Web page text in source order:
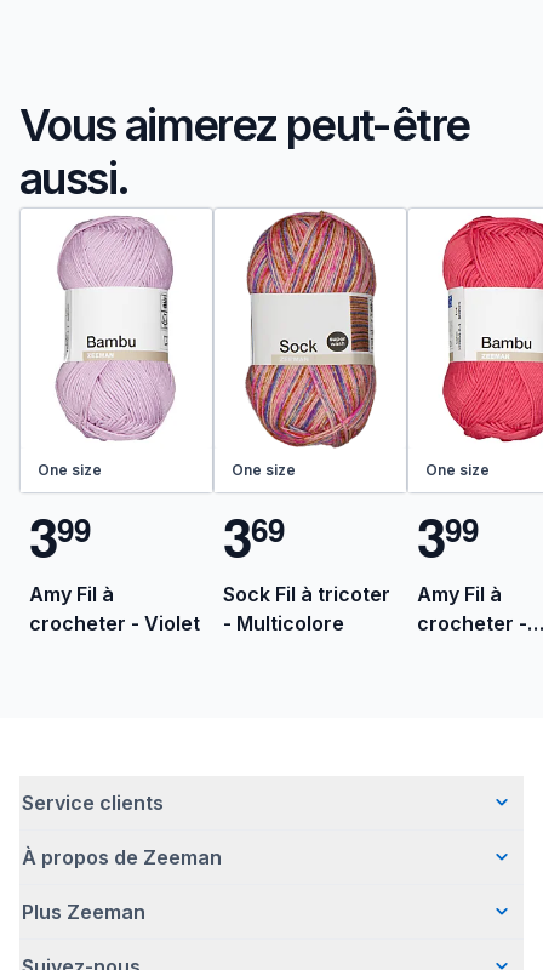
Vous aimerez peut-être
aussi.
One size
399
Amy Fil à
crocheter - Violet
One size
369
Sock Fil à tricoter
- Multicolore
One size
399
Amy Fil à
crocheter -
Service clients
Questions fréquentes
Livraison
À propos de Zeeman
Qui sommes-nous ?
Plus Zeeman